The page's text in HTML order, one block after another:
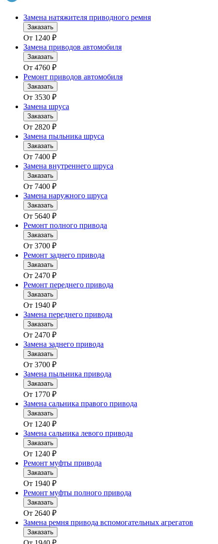
Замена натяжителя приводного ремня
Заказать
От 1240 ₽
Замена приводов автомобиля
Заказать
От 4760 ₽
Ремонт приводов автомобиля
Заказать
От 3530 ₽
Замена шруса
Заказать
От 2820 ₽
Замена пыльника шруса
Заказать
От 7400 ₽
Замена внутреннего шруса
Заказать
От 7400 ₽
Замена наружного шруса
Заказать
От 5640 ₽
Ремонт полного привода
Заказать
От 3700 ₽
Ремонт заднего привода
Заказать
От 2470 ₽
Ремонт переднего привода
Заказать
От 1940 ₽
Замена переднего привода
Заказать
От 2470 ₽
Замена заднего привода
Заказать
От 3700 ₽
Замена пыльника привода
Заказать
От 1770 ₽
Замена сальника правого привода
Заказать
От 1240 ₽
Замена сальника левого привода
Заказать
От 1240 ₽
Ремонт муфты привода
Заказать
От 1940 ₽
Ремонт муфты полного привода
Заказать
От 2640 ₽
Замена ремня привода вспомогательных агрегатов
Заказать